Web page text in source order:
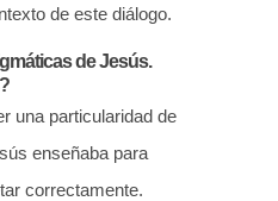
de este diálogo.
de Jesús.
una particularidad de
enseñaba para
correctamente.